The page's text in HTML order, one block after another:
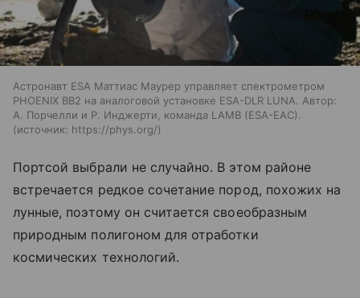
Астронавт ESA Маттиас Маурер управляет спектрометром
PHOENIX BB2 на аналоговой установке ESA-DLR LUNA. Автор:
А. Порчелли и Р. Инджерти, команда LAMB (ESA-EAC).
источник: https://phys.org/
Портсой выбрали не случайно. В этом районе
встречается редкое сочетание пород, похожих на
лунные, поэтому он считается своеобразным
природным полигоном для отработки
космических технологий.